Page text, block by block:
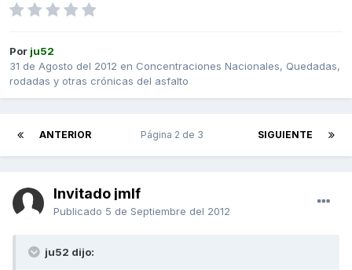
Por ju52
31 de Agosto del 2012 en Concentraciones Nacionales, Quedadas,
rodadas y otras crónicas del asfalto
ANTERIOR SIGUIENTE
Página 2 de 3
Invitado jmlf
Publicado 5 de Septiembre del 2012
ju52 dijo: